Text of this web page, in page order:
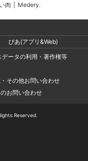
肉 Medery.
ぴあ(アプリ&Web)
データの利用・著作権等
その他お問い合わせ
お問い合わせ
Reserved.